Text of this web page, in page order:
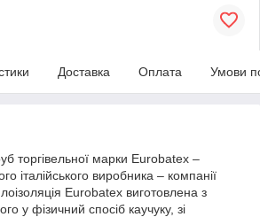
Доставка Оплата Умови
торгівельної марки Eurobatex –
італійського виробника – компанії
Eurobatex виготовлена з
у фізичний спосіб каучуку, зі